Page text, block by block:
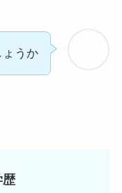
ょうか
歴